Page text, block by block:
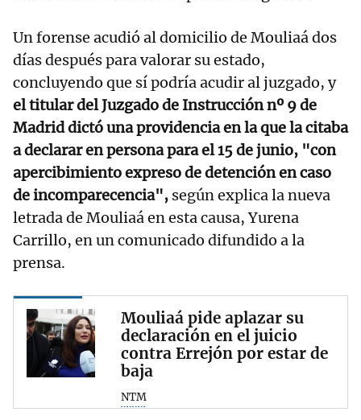
Un forense acudió al domicilio de Mouliaá dos
días después para valorar su estado,
concluyendo que sí podría acudir al juzgado, y
el titular del Juzgado de Instrucción nº 9 de
Madrid dictó una providencia en la que la citaba
a declarar en persona para el 15 de junio, "con
apercibimiento expreso de detención en caso
de incomparecencia", según explica la nueva
letrada de Mouliaá en esta causa, Yurena
Carrillo, en un comunicado difundido a la
prensa.
Mouliaá pide aplazar su
declaración en el juicio
contra Errejón por estar de
baja
NTM